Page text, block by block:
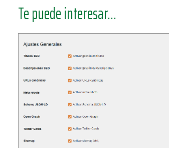
Te puede interesar...